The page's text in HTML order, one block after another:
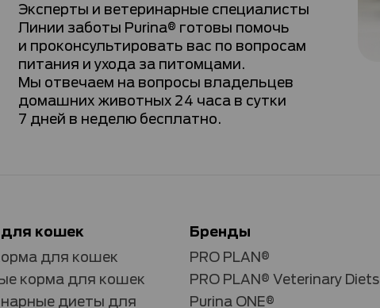
Эксперты и ветеринарные специалисты
Линии заботы Purina® готовы помочь
и проконсультировать вас по вопросам
питания и ухода за питомцами.
Мы отвечаем на вопросы владельцев
домашних животных 24 часа в сутки
7 дней в неделю бесплатно.
кошек
для кошек
корма для кошек
диеты для
Бренды
PRO PLAN®
PRO PLAN® Veterinary Diets
Purina ONE®